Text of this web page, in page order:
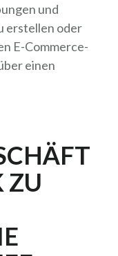
und
erstellen oder
E-Commerce-
einen
ZU